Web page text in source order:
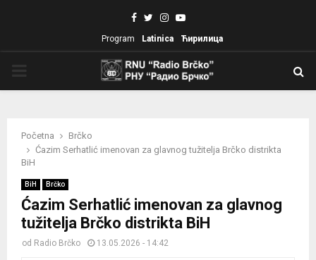
Facebook
TwitterInstagram
Youtube
Program Latinica Ћирилица
Početna
Brčko
Ćazim Serhatlić imenovan za glavnog tužitelja Brčko distrikta
BiH
BiH Brčko
Ćazim Serhatlić imenovan za glavnog
tužitelja Brčko distrikta BiH
od Radio Brčko 13.05.2026 - 14:42